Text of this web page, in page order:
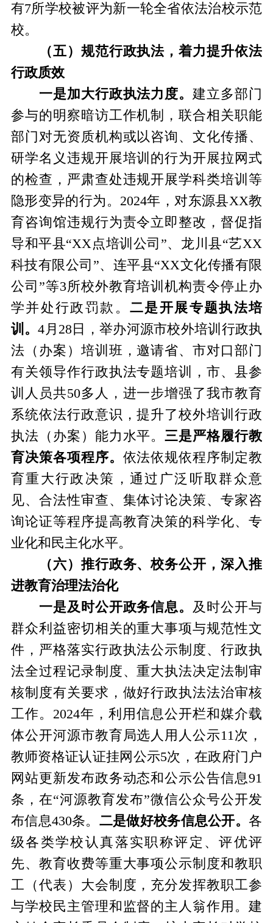
有7所学校被评为新一轮全省依法治校示范
校。
（五）规范行政执法，着力提升依法
行政质效
一是加大行政执法力度。建立多部门
参与的明察暗访工作机制，联合相关职能
部门对无资质机构或以咨询、文化传播、
研学名义违规开展培训的行为开展拉网式
的检查，严肃查处违规开展学科类培训等
隐形变异的行为。2024年，对东源县XX教
育咨询馆违规行为责令立即整改，督促指
导和平县“XX点培训公司”、龙川县“艺XX
科技有限公司”、连平县“XX文化传播有限
公司”等3所校外教育培训机构责令停止办
学并处行政罚款。 二是开展专题执法培
训。4月28日，举办河源市校外培训行政执
法（办案）培训班，邀请省、市对口部门
有关领导作行政执法专题培训，市、县参
训人员共50多人，进一步增强了我市教育
系统依法行政意识，提升了校外培训行政
执法（办案）能力水平。三是严格履行教
育决策各项程序。 依法依规依程序制定教
育重大行政决策，通过广泛听取群众意
见、合法性审查、集体讨论决策、专家咨
询论证等程序提高教育决策的科学化、专
业化和民主化水平。
（六）推行政务、校务公开，深入推
进教育治理法治化
一是及时公开政务信息。 及时公开与
群众利益密切相关的重大事项与规范性文
件，严格落实行政执法公示制度、行政执
法全过程记录制度、重大执法决定法制审
核制度有关要求，做好行政执法法治审核
工作。2024年，利用信息公开栏和媒介载
体公开河源市教育局选人用人公示11次，
教师资格证认证挂网公示5次，在政府门户
网站更新发布政务动态和公示公告信息91
条，在“河源教育发布”微信公众号公开发
布信息430条。 二是做好校务信息公开。各
级各类学校认真落实职称评定、评优评
先、教育收费等重大事项公示制度和教职
工（代表）大会制度，充分发挥教职工参
与学校民主管理和监督的主人翁作用。建